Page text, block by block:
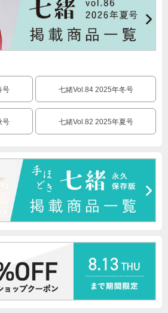
号 七緒Vol.84 2025年冬号
号 七緒Vol.82 2025年夏号